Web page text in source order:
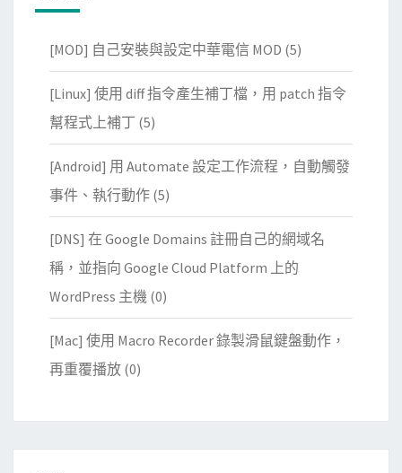
[MOD] 自己安裝與設定中華電信 MOD (5)
[Linux] 使用 diff 指令產生補丁檔，用 patch 指令
幫程式上補丁 (5)
[Android] 用 Automate 設定工作流程，自動觸發
事件、執行動作 (5)
[DNS] 在 Google Domains 註冊自己的網域名
稱，並指向 Google Cloud Platform 上的
WordPress 主機 (0)
[Mac] 使用 Macro Recorder 錄製滑鼠鍵盤動作，
再重覆播放 (0)